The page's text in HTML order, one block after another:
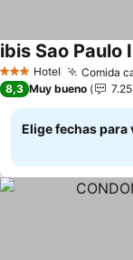
3 Estrellas
Hotel Comida
ibis Sao Paulo
8,3 Muy bueno
Elige fechas